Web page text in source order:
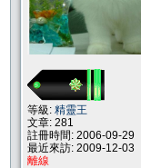
等級: 精靈王
文章: 281
註冊時間: 2006-09-29
最近來訪: 2009-12-03
離線